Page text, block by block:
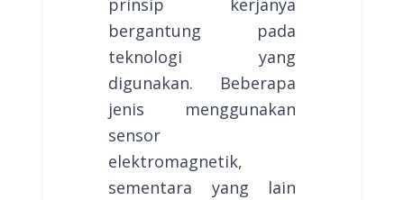
prinsip kerjanya
bergantung pada
teknologi yang
digunakan. Beberapa
jenis menggunakan
sensor
elektromagnetik,
sementara yang lain